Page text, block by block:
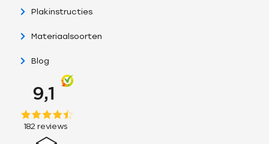
Plakinstructies
Materiaalsoorten
Blog